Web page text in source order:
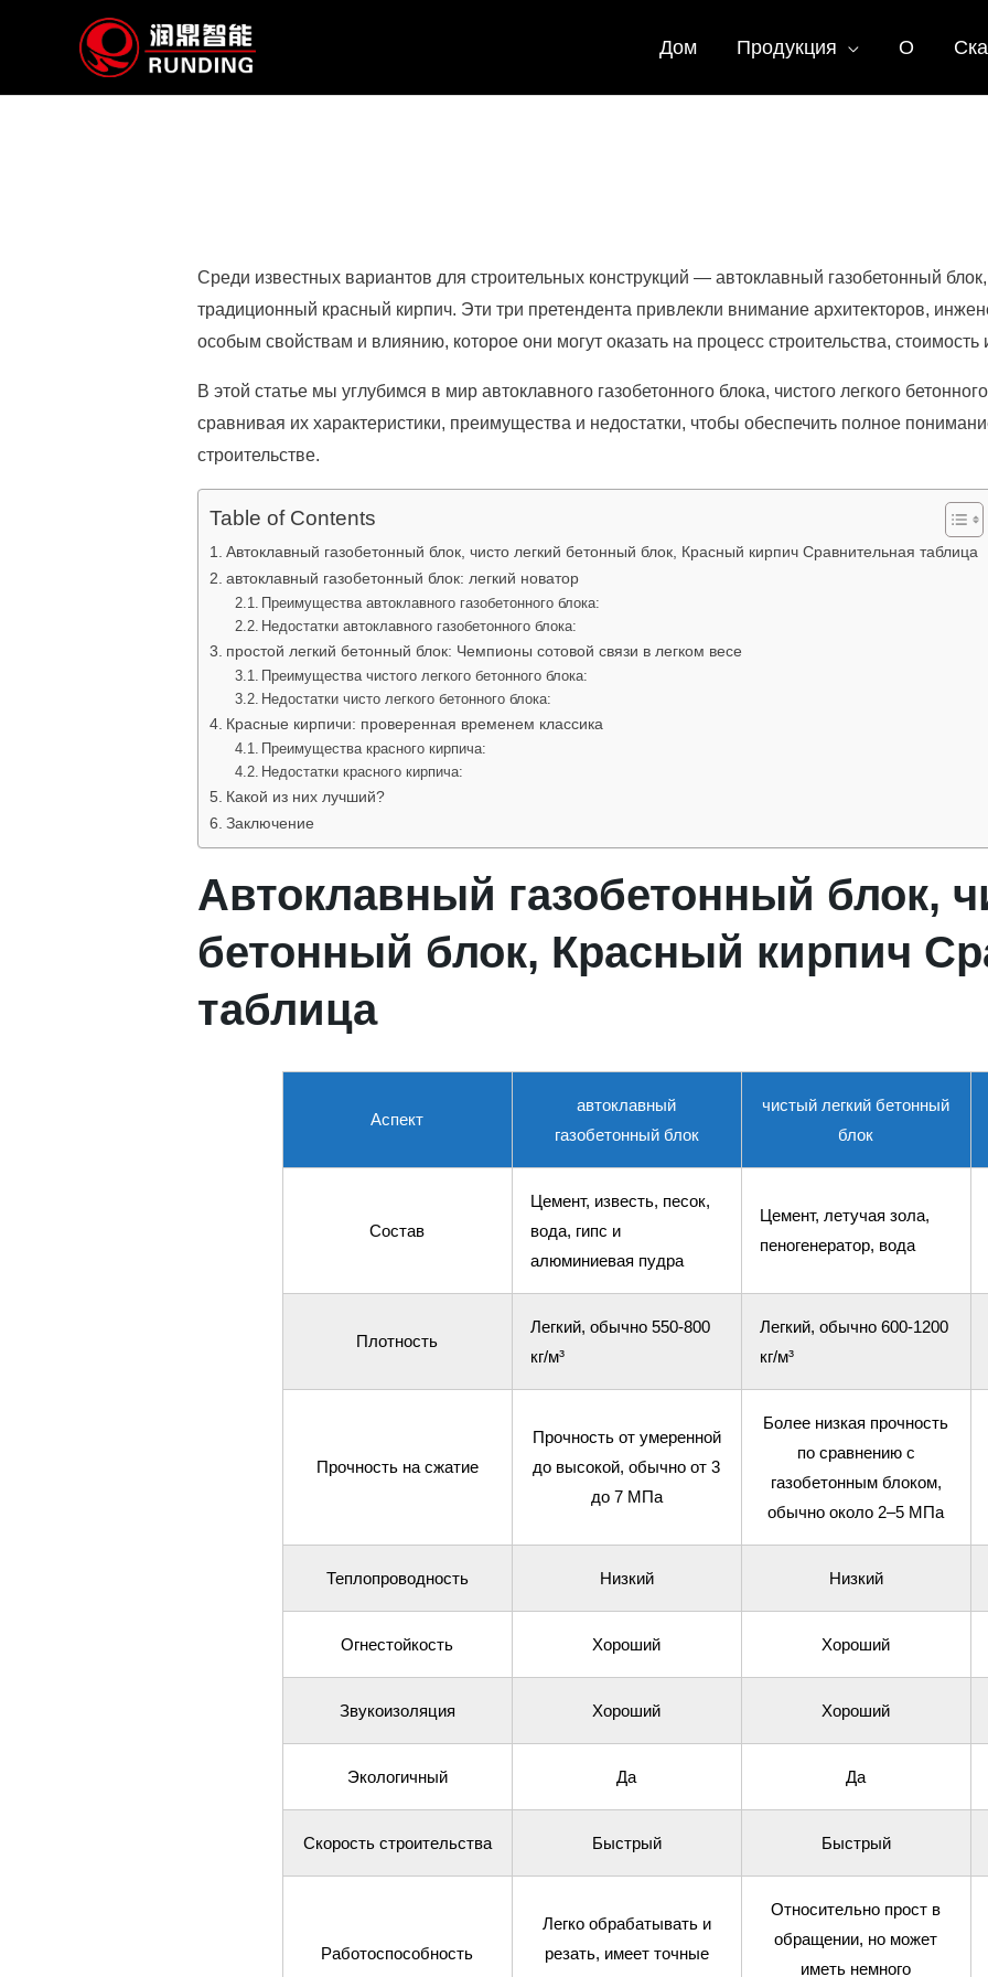
содержимому
Дом Продукция О
Среди известных вариантов для строительных конструкций — автоклавный газобетонный
традиционный красный кирпич. Эти три претендента привлекли внимание архитекторов,
особым свойствам и влиянию, которое они могут оказать на процесс строительства,
В этой статье мы углубимся в мир автоклавного газобетонного блока, чистого легкого
сравнивая их характеристики, преимущества и недостатки, чтобы обеспечить полное
строительстве.
Table of Contents
Автоклавный газобетонный блок, чисто легкий бетонный блок, Красный кирпич Сравнительная таблица
автоклавный газобетонный блок: легкий новатор
Преимущества автоклавного газобетонного блока:
Недостатки автоклавного газобетонного блока:
простой легкий бетонный блок: Чемпионы сотовой связи в легком весе
Преимущества чистого легкого бетонного блока:
Недостатки чисто легкого бетонного блока:
Красные кирпичи: проверенная временем классика
Преимущества красного кирпича:
Недостатки красного кирпича:
Какой из них лучший?
Заключение
Автоклавный газобетонный блок,
бетонный блок, Красный кирпич
таблица
Аспект
автоклавный
газобетонный блок
чистый легкий бетонный
блок
Состав
Цемент, известь, песок,
вода, гипс и
алюминиевая пудра
Цемент, летучая зола,
пеногенератор, вода
Плотность
Легкий, обычно 550-800
кг/м³
Легкий, обычно 600-1200
кг/м³
Прочность на сжатие
Прочность от умеренной
до высокой, обычно от 3
до 7 МПа
Более низкая прочность
по сравнению с
газобетонным блоком,
обычно около 2–5 МПа
Теплопроводность Низкий Низкий
Огнестойкость Хороший Хороший
Звукоизоляция Хороший Хороший
Экологичный Да Да
Скорость строительства Быстрый Быстрый
Работоспособность
Легко обрабатывать и
резать, имеет точные
Относительно прост в
обращении, но может
иметь немного